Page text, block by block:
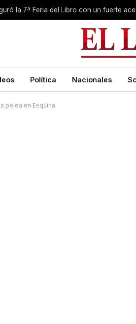
Política Nacionales
pelea en Esquina